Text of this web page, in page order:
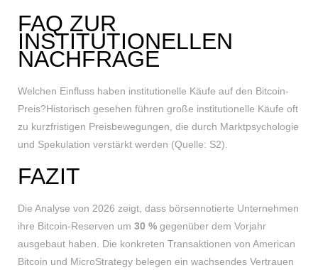
FAQ ZUR
INSTITUTIONELLEN
NACHFRAGE
Welchen Einfluss haben institutionelle Käufe auf den Bitcoin-
Preis?Historisch gesehen führen große institutionelle Käufe oft
zu kurzfristigen Preisbewegungen, die durch Marktpsychologie
und Spekulation verstärkt werden (Quelle: S2).
FAZIT
Die Analyse von 2026 zeigt, dass börsennotierte Unternehmen
ihre Bitcoin-Reserven um 30 % gegenüber dem Vorjahr
ausgebaut haben. Die konkreten Transaktionen von American
Bitcoin und MicroStrategy belegen ein wachsendes Vertrauen